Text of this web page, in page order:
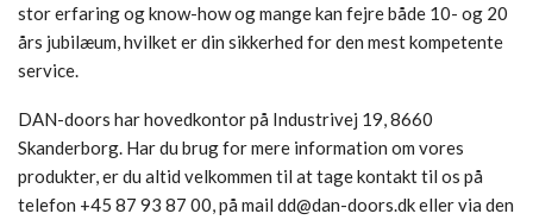
stor erfaring og know-how og mange kan fejre både 10- og 20
års jubilæum, hvilket er din sikkerhed for den mest kompetente
service.
DAN-doors har hovedkontor på Industrivej 19, 8660
Skanderborg. Har du brug for mere information om vores
produkter, er du altid velkommen til at tage kontakt til os på
telefon +45 87 93 87 00, på mail dd@dan-doors.dk eller via den